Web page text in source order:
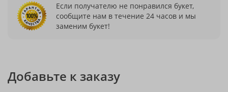
Если получателю не понравился букет,
сообщите нам в течение 24 часов и мы
заменим букет!
Добавьте к заказу